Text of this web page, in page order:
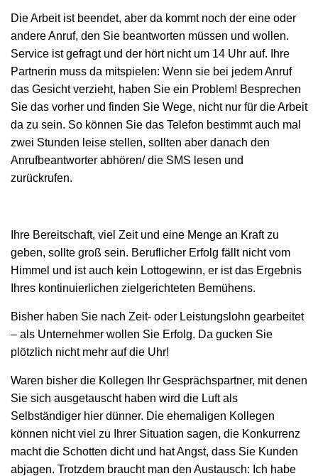
Die Arbeit ist beendet, aber da kommt noch der eine oder
andere Anruf, den Sie beantworten müssen und wollen.
Service ist gefragt und der hört nicht um 14 Uhr auf. Ihre
Partnerin muss da mitspielen: Wenn sie bei jedem Anruf
das Gesicht verzieht, haben Sie ein Problem! Besprechen
Sie das vorher und finden Sie Wege, nicht nur für die Arbeit
da zu sein. So können Sie das Telefon bestimmt auch mal
zwei Stunden leise stellen, sollten aber danach den
Anrufbeantworter abhören/ die SMS lesen und
zurückrufen.
Ihre Bereitschaft, viel Zeit und eine Menge an Kraft zu
geben, sollte groß sein. Beruflicher Erfolg fällt nicht vom
Himmel und ist auch kein Lottogewinn, er ist das Ergebnis
Ihres kontinuierlichen zielgerichteten Bemühens.
Bisher haben Sie nach Zeit- oder Leistungslohn gearbeitet
– als Unternehmer wollen Sie Erfolg. Da gucken Sie
plötzlich nicht mehr auf die Uhr!
Waren bisher die Kollegen Ihr Gesprächspartner, mit denen
Sie sich ausgetauscht haben wird die Luft als
Selbständiger hier dünner. Die ehemaligen Kollegen
können nicht viel zu Ihrer Situation sagen, die Konkurrenz
macht die Schotten dicht und hat Angst, dass Sie Kunden
abjagen. Trotzdem braucht man den Austausch: Ich habe